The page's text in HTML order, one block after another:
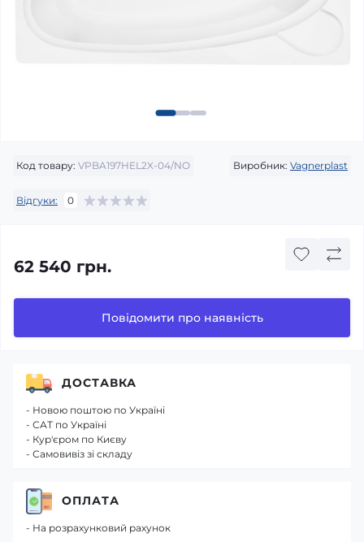
Код товару: VPBA197HEL2X-04/NO Виробник: Vagnerplast
Відгуки: 0
62 540 грн.
Повідомити про наявність
ДОСТАВКА
- Новою поштою по Україні
- САТ по Україні
- Кур'єром по Києву
- Самовивіз зі складу
ОПЛАТА
- На розрахунковий рахунок